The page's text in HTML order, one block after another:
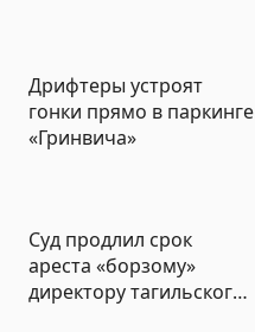
Дрифтеры устроят
гонки прямо в паркинге
«Гринвича»
Суд продлил срок
ареста «борзому»
директору тагильского